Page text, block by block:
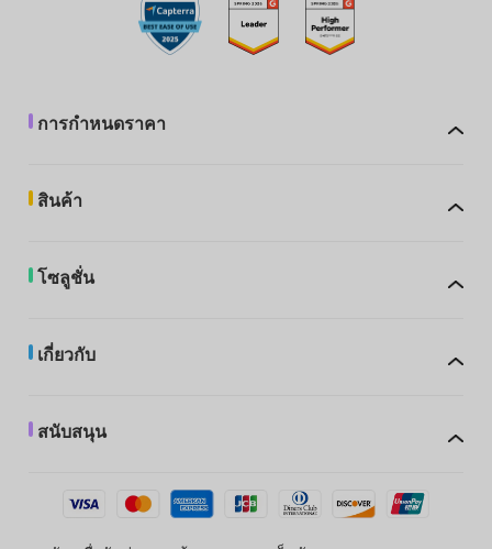
การกำหนดราคา
สินค้า
โซลูชั่น
เกี่ยวกับ
สนับสนุน